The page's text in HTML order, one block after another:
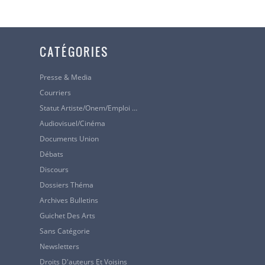
Je ne crois
CATÉGORIES
Presse & Media
Courriers
Statut Artiste/Onem/Emploi …
Audiovisuel/cinéma
Documents Union
Débats
Discours
Dossiers Théma
Archives Bulletins
Guichet Des Arts
Sans Catégorie
Newsletters
Droits D'auteurs Et Voisins